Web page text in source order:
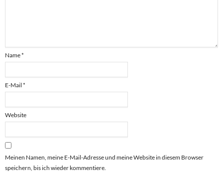
Name*
E-Mail *
Website
Meinen Namen, meine E-Mail-Adresse und meine Website in diesem Browser
speichern, bis ich wieder kommentiere.